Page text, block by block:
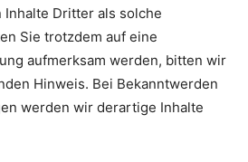
Dritter als solche
Sie trotzdem auf eine
aufmerksam werden, bitten wir
Hinweis. Bei Bekanntwerden
werden wir derartige Inhalte